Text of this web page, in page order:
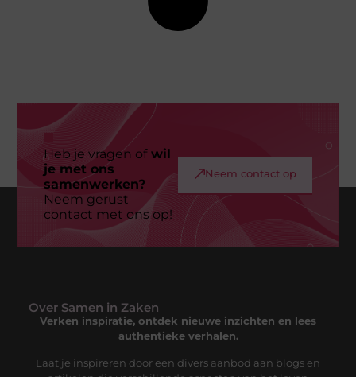
Heb je vragen ofwil
je met ons
samenwerken?
Neem gerust
contact met ons op!
Neem contact op
Over Samen in Zaken
Verken inspiratie, ontdek nieuwe inzichten en lees
authentieke verhalen.
Laat je inspireren door een divers aanbod aan blogs en